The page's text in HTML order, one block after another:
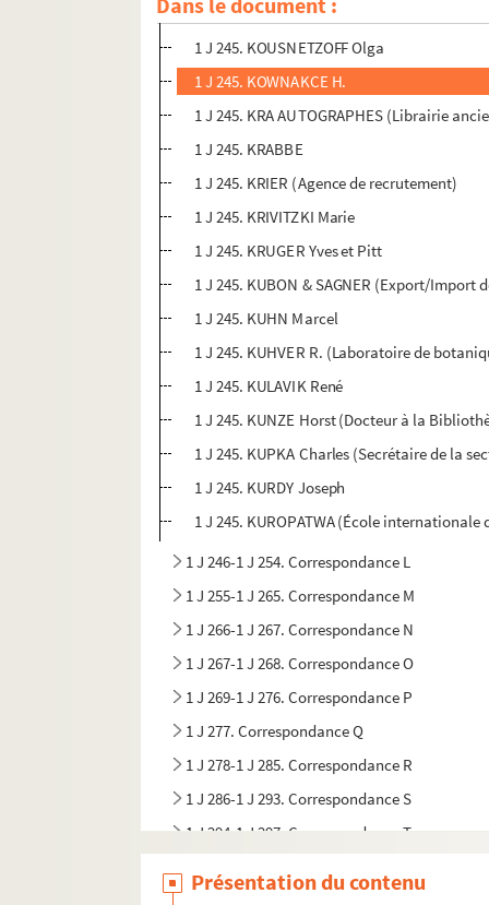
1 J 245. KOUMCHATSKY G.
1 J 245. KOUSNETZOFF Olga
1 J 245. KOWNAKCE H.
1 J 245. KRA AUTOGRAPHES (Librairie
1 J 245. KRABBE
1 J 245. KRIER (Agence de recrutement)
1 J 245. KRIVITZKI Marie
1 J 245. KRUGER Yves et Pitt
1 J 245. KUBON & SAGNER (Export/Import
1 J 245. KUHN Marcel
1 J 245. KUHVER R. (Laboratoire de
1 J 245. KULAVIK René
1 J 245. KUNZE Horst (Docteur à la
1 J 245. KUPKA Charles (Secrétaire de la
1 J 245. KURDY Joseph
1 J 245. KUROPATWA (École
1 J 246-1 J 254. Correspondance L
1 J 255-1 J 265. Correspondance M
1 J 266-1 J 267. Correspondance N
1 J 267-1 J 268. Correspondance O
1 J 269-1 J 276. Correspondance P
1 J 277. Correspondance Q
1 J 278-1 J 285. Correspondance R
1 J 286-1 J 293. Correspondance S
1 J 294-1 J 297. Correspondance T
Présentation du contenu